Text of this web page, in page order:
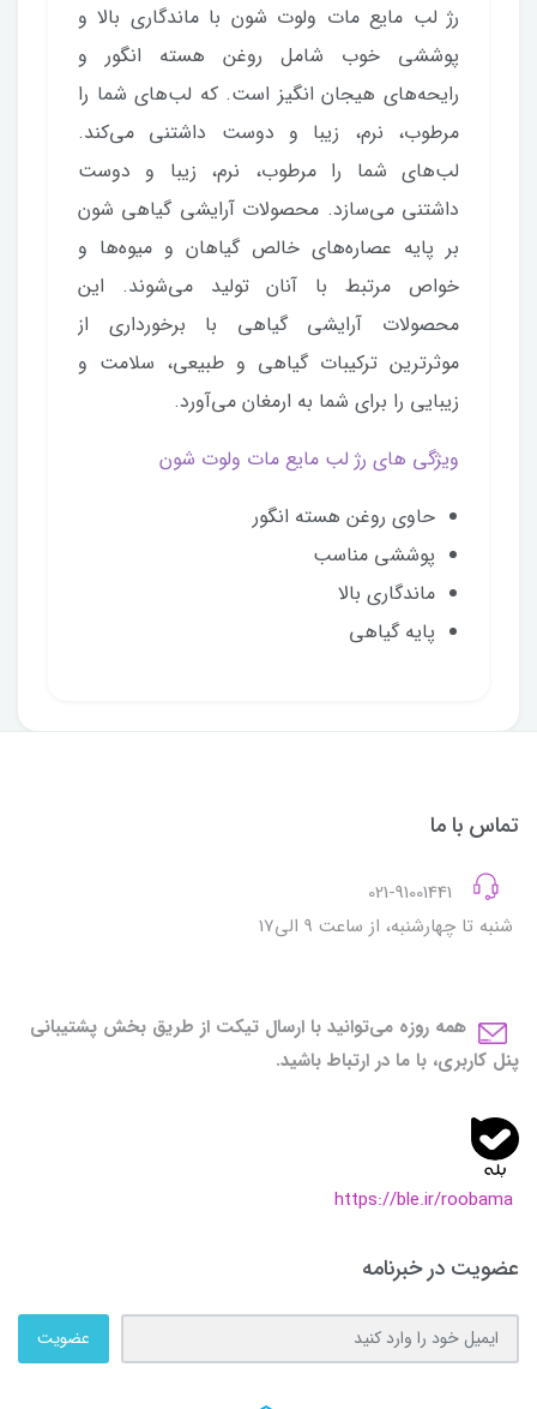
رژ لب مایع مات ولوت شون با ماندگاری بالا و
پوششی خوب شامل روغن هسته انگور و
رایحه‌های هیجان انگیز است. که لب‌های شما را
مرطوب، نرم، زیبا و دوست داشتنی می‌کند.
لب‌های شما را مرطوب، نرم، زیبا و دوست
داشتنی می‌سازد. محصولات آرایشی گیاهی شون
بر پایه عصاره‌های خالص گیاهان و میوه‌ها و
خواص مرتبط با آنان تولید می‌شوند. این
محصولات آرایشی گیاهی با برخورداری از
موثرترین ترکیبات گیاهی و طبیعی، سلامت و
زیبایی را برای شما به ارمغان می‌آورد.
ویژگی های رژ لب مایع مات ولوت شون
حاوی روغن هسته انگور
پوششی مناسب
ماندگاری بالا
پایه گیاهی
تماس با ما
شنبه تا چهارشنبه، از ساعت 9 الی17
همه روزه می‌توانید با ارسال تیکت از طریق بخش پشتیبانی
پنل کاربری، با ما در ارتباط باشید.
https://ble.ir/roobama
عضویت در خبرنامه
عضویت